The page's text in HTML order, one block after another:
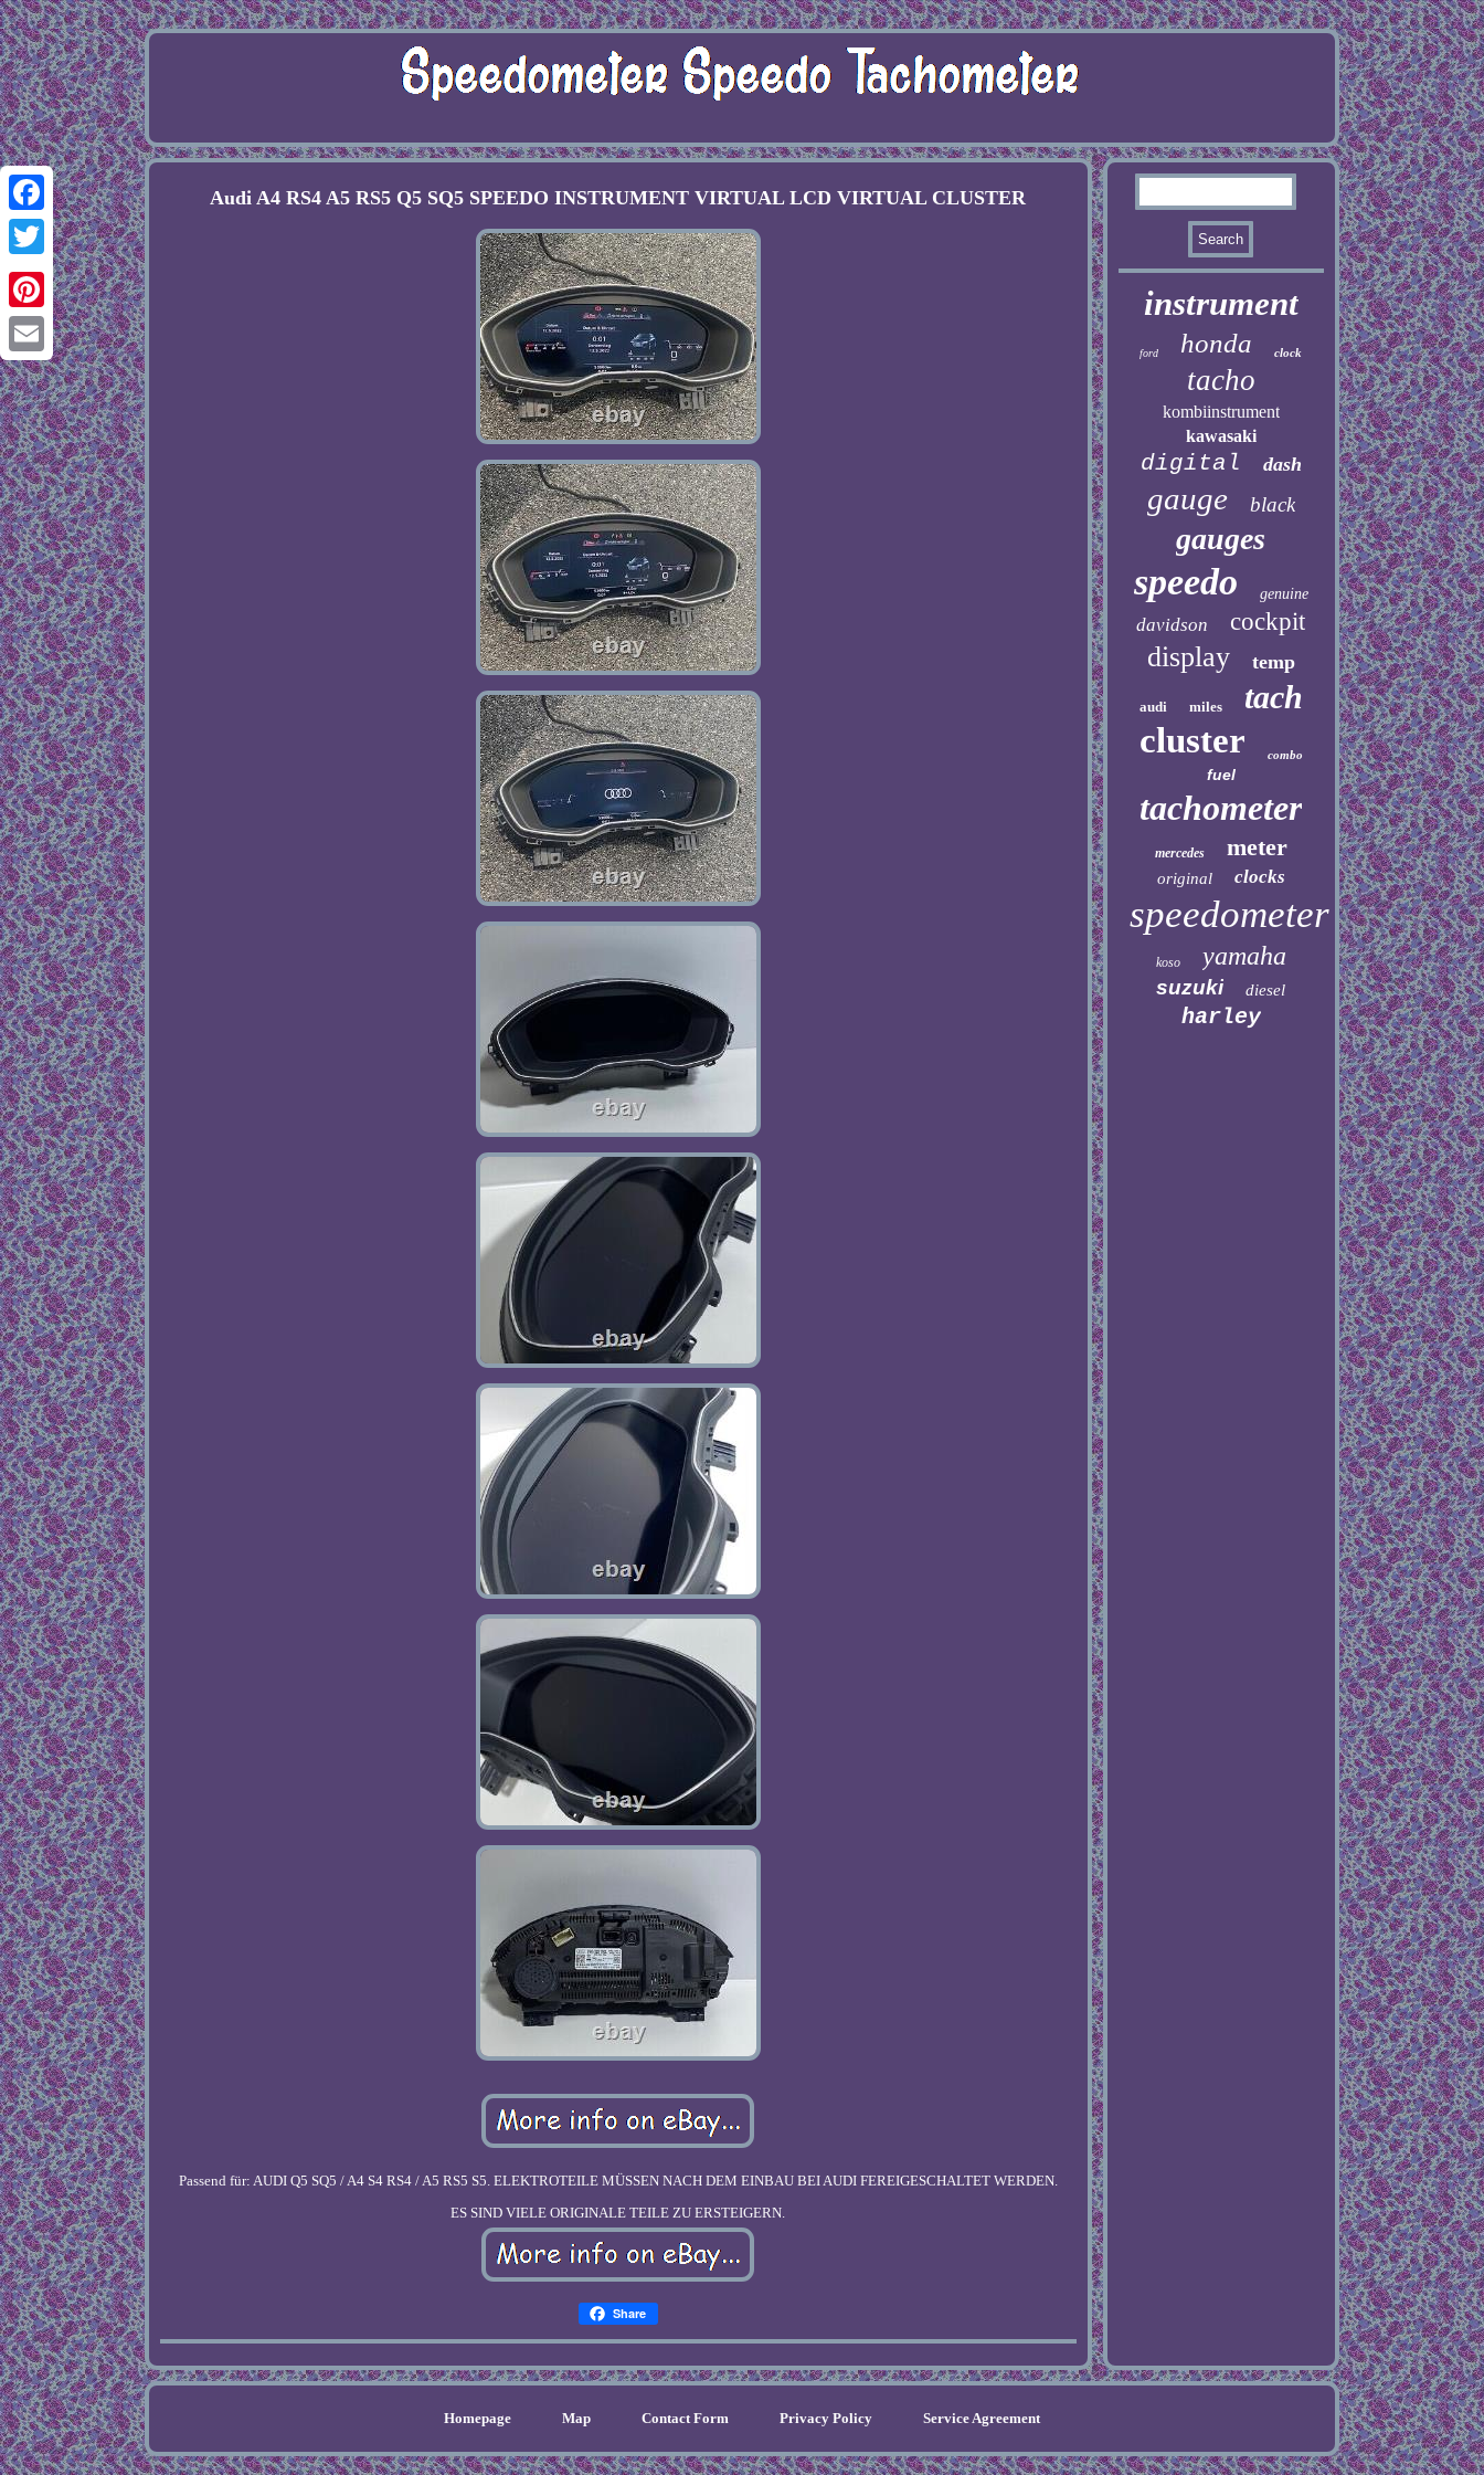
Facebook
Twitter
Pinterest
Email
Audi A4 RS4 A5 RS5 Q5 SQ5 SPEEDO INSTRUMENT VIRTUAL LCD VIRTUAL CLUSTER
Passend für: AUDI Q5 SQ5 / A4 S4 RS4 / A5 RS5 S5. ELEKTROTEILE MÜSSEN NACH DEM EINBAU BEI AUDI FEREIGESCHALTET WERDEN.
ES SIND VIELE ORIGINALE TEILE ZU ERSTEIGERN.
Share
instrument
ford honda clock
tacho
kombiinstrument
kawasaki
digital dash
gauge black
gauges
speedo genuine
davidson cockpit
display temp
audi miles tach
cluster combo
fuel
tachometer
mercedes meter
original clocks
speedometer
koso yamaha
suzuki diesel
harley
Homepage Map Contact Form Privacy Policy Service Agreement